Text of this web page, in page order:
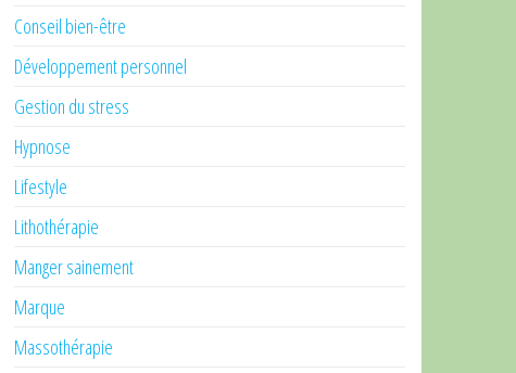
Conseil bien-être
Développement personnel
Gestion du stress
Hypnose
Lifestyle
Lithothérapie
Manger sainement
Marque
Massothérapie